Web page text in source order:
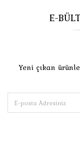
E-
Yeni çıkan